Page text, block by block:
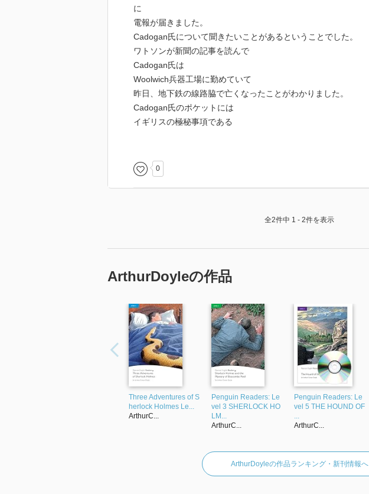
に
電報が届きました。
Cadogan氏について聞きたいことがあるということでした。
ワトソンが新聞の記事を読んで
Cadogan氏は
Woolwich兵器工場に勤めていて
昨日、地下鉄の線路脇で亡くなったことがわかりました。
Cadogan氏のポケットには
イギリスの極秘事項である
この不審な死の謎を
ホームズが解き明かしていきます。
登場人物の名前が時々わからなくなり
名前と顔を何回か確認しながら
0
全2件中 1 - 2件を表示
ArthurDoyleの作品
Three Adventures of S
herlock Holmes Le...
ArthurC...
Penguin Readers: Le
vel 3 SHERLOCK HO
LM...
ArthurC...
Penguin Readers: Le
vel 5 THE HOUND OF
...
ArthurC...
ArthurDoyleの作品ランキング・新刊情報へ